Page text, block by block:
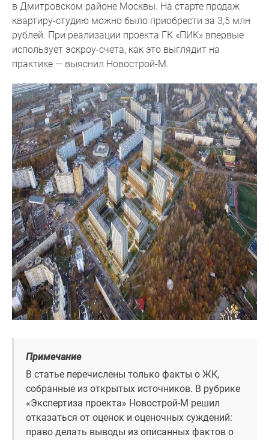
помещения
Продавцы
застройщики
Панорамы
Видеообзор
новостроек
Экспертиза
новостроек
Экология
Москвы
Подмосковья
Студии
комнатные
комнатные
комнатные
Квартиры
карте
Ипотечный
калькулятор
Семейная
ипотека
в Дмитровском районе Москвы. На старте продаж
квартиру-студию можно было приобрести за 3,5 млн
рублей. При реализации проекта ГК «ПИК» впервые
использует эскроу-счета, как это выглядит на
практике — выяснил Новострой-М.
Примечание
В статье перечислены только факты о ЖК,
собранные из открытых источников. В рубрике
«Экспертиза проекта» Новострой-М решил
отказаться от оценок и оценочных суждений:
право делать выводы из описанных фактов о